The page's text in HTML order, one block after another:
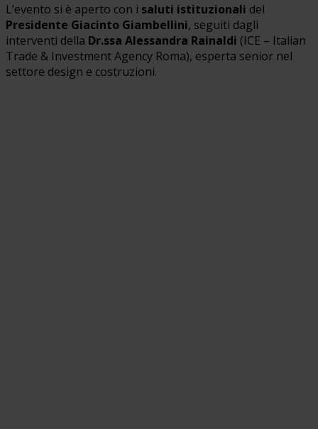
L’evento si è aperto con i saluti istituzionali del
Presidente Giacinto Giambellini, seguiti dagli
interventi della Dr.ssa Alessandra Rainaldi (ICE – Italian
Trade & Investment Agency Roma), esperta senior nel
settore design e costruzioni.